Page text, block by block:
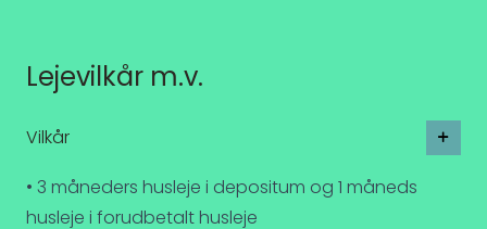
Lejevilkår m.v.
Vilkår
• 3 måneders husleje i depositum og 1 måneds
husleje i forudbetalt husleje